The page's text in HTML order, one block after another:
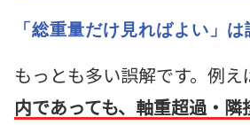
「総重量だけ見ればよい」は
もっとも多い誤解です。例え
内であっても、軸重超過・